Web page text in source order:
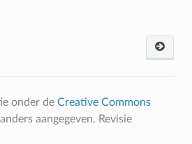
onder de Creative Commons
aangegeven. Revisie